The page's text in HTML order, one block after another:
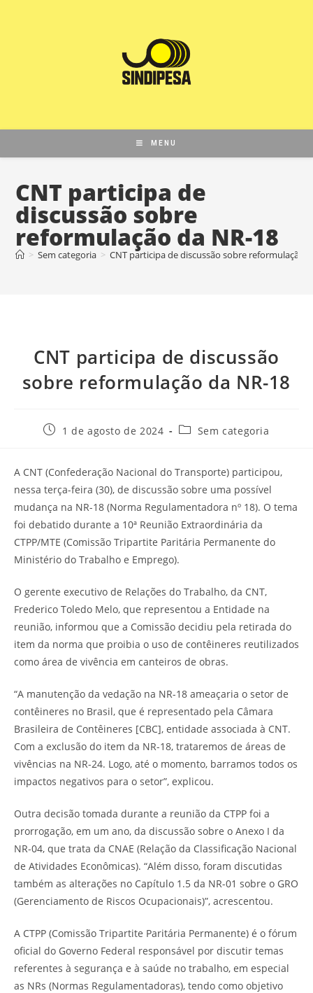
MENU
CNT participa de
discussão sobre
reformulação da NR-18
> Sem categoria > CNT participa de discussão sobre reformulação
CNT participa de discussão
sobre reformulação da NR-18
1 de agosto de 2024 Sem categoria
A CNT (Confederação Nacional do Transporte) participou,
nessa terça-feira (30), de discussão sobre uma possível
mudança na NR-18 (Norma Regulamentadora nº 18). O tema
foi debatido durante a 10ª Reunião Extraordinária da
CTPP/MTE (Comissão Tripartite Paritária Permanente do
Ministério do Trabalho e Emprego).
O gerente executivo de Relações do Trabalho, da CNT,
Frederico Toledo Melo, que representou a Entidade na
reunião, informou que a Comissão decidiu pela retirada do
item da norma que proibia o uso de contêineres reutilizados
como área de vivência em canteiros de obras.
“A manutenção da vedação na NR-18 ameaçaria o setor de
contêineres no Brasil, que é representado pela Câmara
Brasileira de Contêineres [CBC], entidade associada à CNT.
Com a exclusão do item da NR-18, trataremos de áreas de
vivências na NR-24. Logo, até o momento, barramos todos os
impactos negativos para o setor”, explicou.
Outra decisão tomada durante a reunião da CTPP foi a
prorrogação, em um ano, da discussão sobre o Anexo I da
NR-04, que trata da CNAE (Relação da Classificação Nacional
de Atividades Econômicas). “Além disso, foram discutidas
também as alterações no Capítulo 1.5 da NR-01 sobre o GRO
(Gerenciamento de Riscos Ocupacionais)”, acrescentou.
A CTPP (Comissão Tripartite Paritária Permanente) é o fórum
oficial do Governo Federal responsável por discutir temas
referentes à segurança e à saúde no trabalho, em especial
as NRs (Normas Regulamentadoras), tendo como objetivo